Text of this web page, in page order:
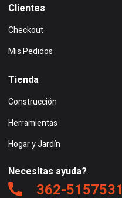
Clientes
Checkout
Mis Pedidos
Tienda
Construcción
Herramientas
Hogar y Jardín
Necesitas ayuda?
362-5157531